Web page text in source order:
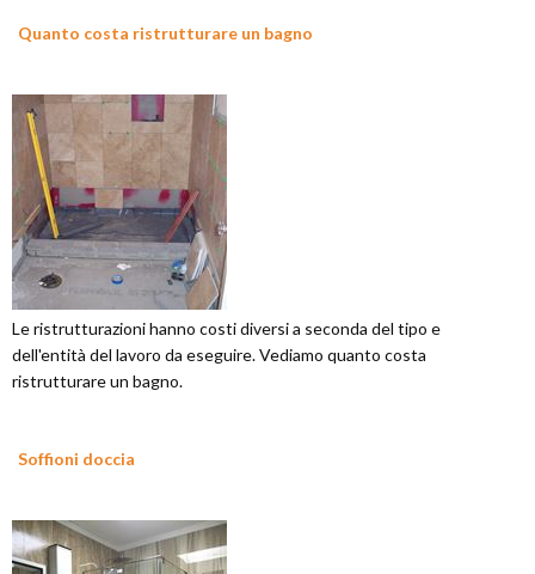
Quanto costa ristrutturare un bagno
Le ristrutturazioni hanno costi diversi a seconda del tipo e
dell'entità del lavoro da eseguire. Vediamo quanto costa
ristrutturare un bagno.
Soffioni doccia